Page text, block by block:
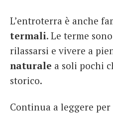
L’entroterra è anche
termali. Le terme
rilassarsi e vivere a
naturale a soli pochi
storico.
Continua a leggere